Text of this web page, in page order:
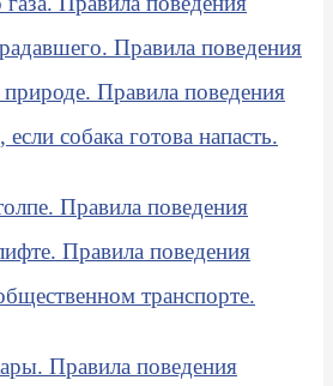
Правила поведения
природе. Правила поведения
собака готова напасть.
Правила поведения
Правила поведения
транспорте.
Правила поведения